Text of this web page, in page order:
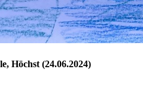
Höchst (24.06.2024)